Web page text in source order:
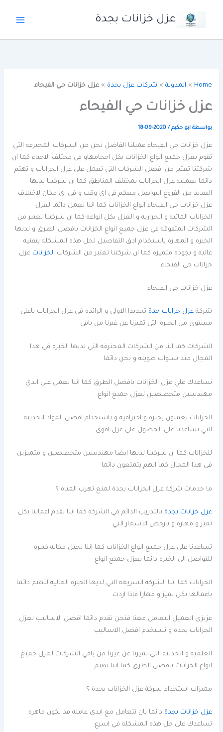
عزل خزانات بجدة
Home
» المدونة » شركات عزل بجدة »عزل خزانات حي الفيحاء
عزل خزانات حي الفيحاء
بواسطة ابو حكيم/
2020-09-18
عزل خزانات حي الفيحاء عميلنا الفاضل نحن من الشركات المحترفه التي
تقوم بعزل جميع انواع الخزانات بكل احجامهاو فى مختلف الاحياء كما ان
شركتنا تعتبر من افضل الشركات التي تعمل على عزل الخزانات و تهتم
دائما بعمليه عزل الخزانات بمختلف المناطق كما ان شركتنا لديها
العديد من الفروع التواصل معكم في اي وقت و في اي مكان لاختلاف
عزل خزانات حي الفيحاء انواع الخزانات كما اننا نعمل دائما لعزل
الخزانات المائيه و الحراريه و العزل بكل انواعه كما ان شركتنا تعتبر من
الشركات المتفوقه في عزل جميع انواع الخزانات بافضل الطرق و لديها
الخبره و المهاره باستخدام ادق التفاصيل لحل هذه المشكله بتقنيه
عاليه و بجوده متميزة كما ان شركتنا تعتبر من الشركات الخزانات عزل
خزانات حي الفيحاء
عزل خزانات حي الفيحاء
شركةعزل خزانات جدة تحديدا الاولى و الرائده في عزل الخزانات باعلى
مستوى من الخبره التى تميزنا عن غيرنا من باقى
الشركات كما اننا من الشركات المحترفه التي لديها الخبره في هذا
المجال منذ سنوات طويله و نحن دائما
نساعدك علي عزل الخزانات بافضل الطرق كما اننا نعمل على ايدي
مهندسين متخصصين لعزل جميع انواع
الخزانات يعملون بخبره و احترافية و باستخدام افضل المواد الحديثه
التي تساعدنا على الحصول على عزل اقوى
للخزانات كما ان شركتنا لديها ايضا مهندسين متخصصين و متميزين
في هذا المجال كما انهم يتمتعون دائما
ما خدمات شركة عزل الخزانات بجدة لمنع تهرب المياه ؟
عزل خزانات بجدة بالتدريب الدائم في الشركه كما اننا نقدم اعمالنا بكل
تميز و مهاره و بارخص الاسعار التي
تساعدنا على عزل جميع انواع الخزانات كما اننا نحتل مكانه كبيره
للتواصل الى الخبره دائما بعزل جميع انواع
الخزانات كما اننا الشركه السريعه التي لديها الخبره العاليه لتهتم دائما
باعمالها بكل تميز و مهارا فاذا اردت
عزيزى العميل التعامل معنا فنحن نقدم دائما افضل الاساليب لعزل
الخزانات بجده و نستخدم افضل الاساليب
العلميه و الحديثه التي تميزنا عن غيرنا من باقي الشركات لعزل جميع
انواع الخزانات بافضل الطرق كما اننا نهتم
مميزات استخدام شركة عزل الخزانات بجدة ؟
عزل خزانات بجدة دائما بان نتعامل مع ايدي عامله قد تكون ماهره
تساعدك على حل هذه المشكله في اسرع